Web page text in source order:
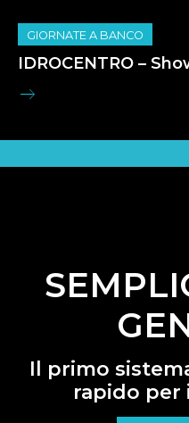
GIORNATE A BANCO
IDROCENTRO –
Il primo
rapido per